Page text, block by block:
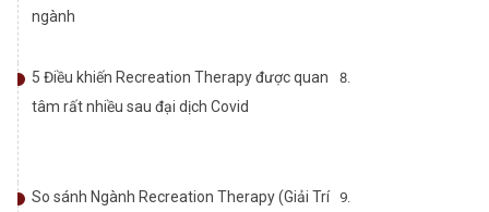
ngành
5 Điều khiến Recreation Therapy được quan
tâm rất nhiều sau đại dịch Covid
So sánh Ngành Recreation Therapy (Giải Trí